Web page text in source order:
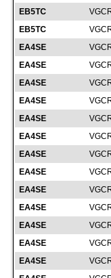
EB5TC
EB5TC
EA4SE
EA4SE
EA4SE
EA4SE
EA4SE
EA4SE
EA4SE
EA4SE
EA4SE
EA4SE
EA4SE
EA4SE
EA4SE